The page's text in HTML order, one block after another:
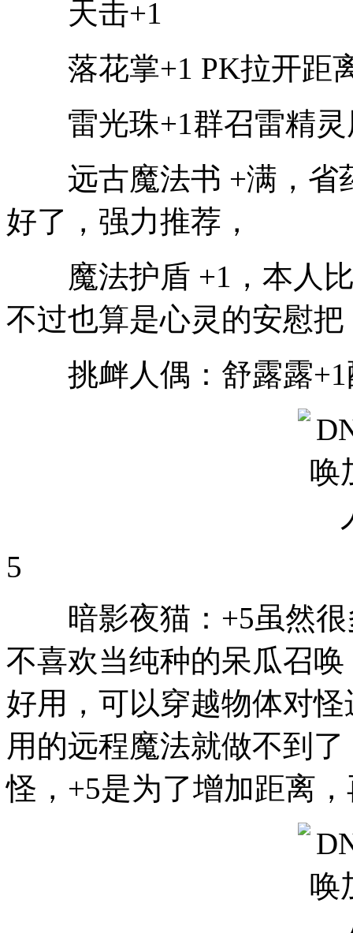
天击+1
落花掌+1 PK拉开距
雷光珠+1群召雷精灵
远古魔法书 +满，省
好了，强力推荐，
魔法护盾 +1，本人比
不过也算是心灵的安慰把
挑衅人偶：舒露露+1
5
暗影夜猫：+5虽然很
不喜欢当纯种的呆瓜召
好用，可以穿越物体对
用的远程魔法就做不到
怪，+5是为了增加距离